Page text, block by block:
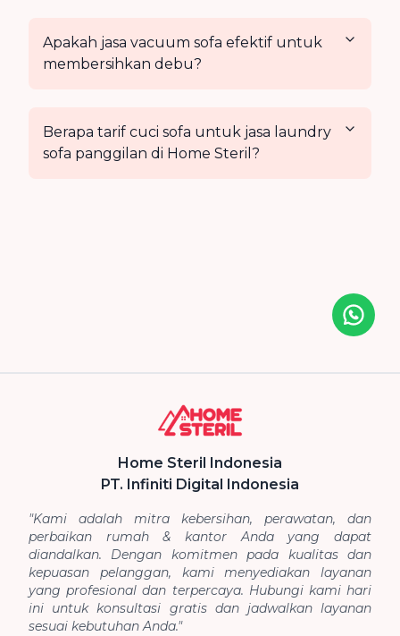
Apakah jasa vacuum sofa efektif untuk
membersihkan debu?
Berapa tarif cuci sofa untuk jasa laundry
sofa panggilan di Home Steril?
Icon
Home Steril Indonesia
PT. Infiniti Digital Indonesia
"Kami adalah mitra kebersihan, perawatan, dan
perbaikan rumah & kantor Anda yang dapat
diandalkan. Dengan komitmen pada kualitas dan
kepuasan pelanggan, kami menyediakan layanan
yang profesional dan terpercaya. Hubungi kami hari
ini untuk konsultasi gratis dan jadwalkan layanan
sesuai kebutuhan Anda."